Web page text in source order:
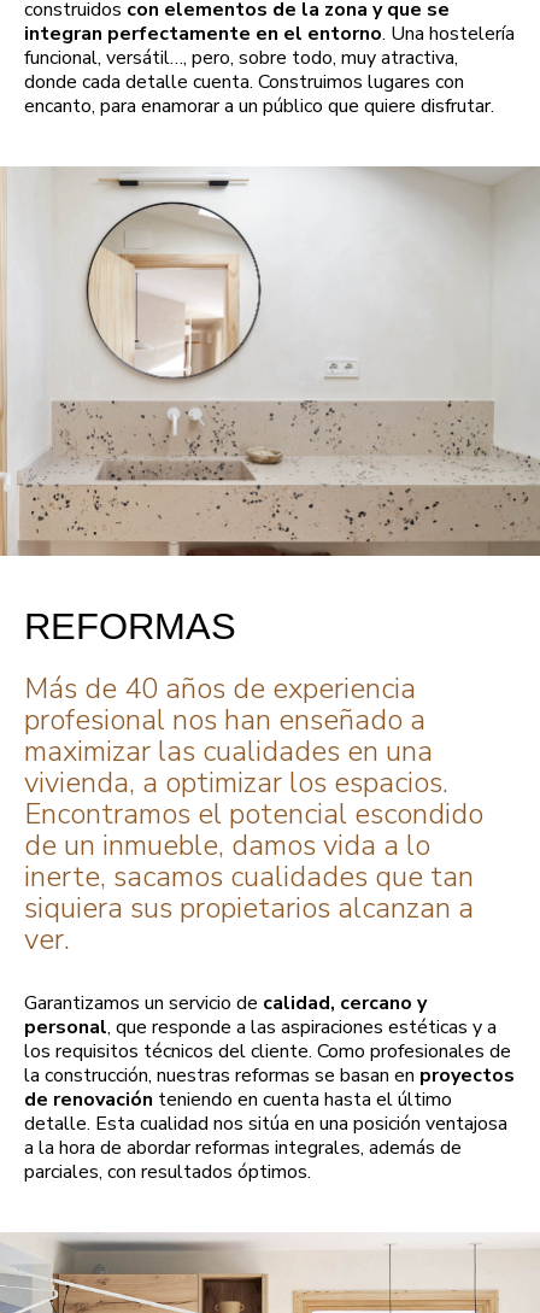
construidos con elementos de la zona y que se
integran perfectamente en el entorno. Una hostelería
funcional, versátil…, pero, sobre todo, muy atractiva,
donde cada detalle cuenta. Construimos lugares con
encanto, para enamorar a un público que quiere disfrutar.
REFORMAS
Más de 40 años de experiencia
profesional nos han enseñado a
maximizar las cualidades en una
vivienda, a optimizar los espacios.
Encontramos el potencial escondido
de un inmueble, damos vida a lo
inerte, sacamos cualidades que tan
siquiera sus propietarios alcanzan a
ver.
Garantizamos un servicio de calidad, cercano y
personal, que responde a las aspiraciones estéticas y a
los requisitos técnicos del cliente. Como profesionales de
la construcción, nuestras reformas se basan en proyectos
de renovación teniendo en cuenta hasta el último
detalle. Esta cualidad nos sitúa en una posición ventajosa
a la hora de abordar reformas integrales, además de
parciales, con resultados óptimos.